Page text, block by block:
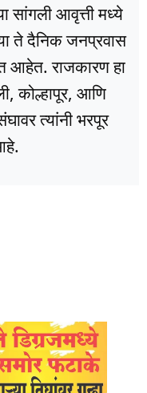
आवृत्ती मध्ये
ते दैनिक जनप्रवास
आहेत. राजकारण हा
कोल्हापूर, आणि
त्यांनी भरपूर